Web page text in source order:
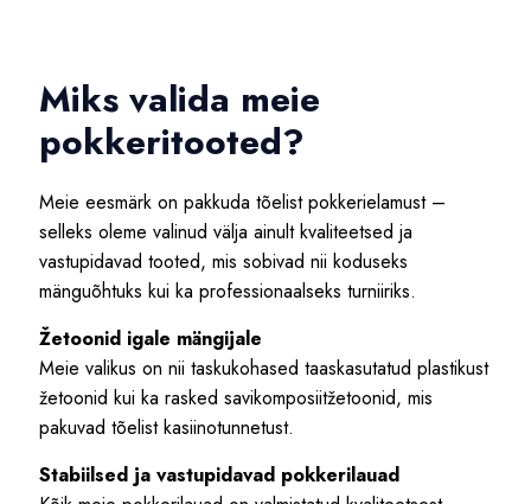
Miks valida meie
pokkeritooted?
Meie eesmärk on pakkuda tõelist pokkerielamust –
selleks oleme valinud välja ainult kvaliteetsed ja
vastupidavad tooted, mis sobivad nii koduseks
mänguõhtuks kui ka professionaalseks turniiriks.
Žetoonid igale mängijale
Meie valikus on nii taskukohased taaskasutatud plastikust
žetoonid kui ka rasked savikomposiitžetoonid, mis
pakuvad tõelist kasiinotunnetust.
Stabiilsed ja vastupidavad pokkerilauad